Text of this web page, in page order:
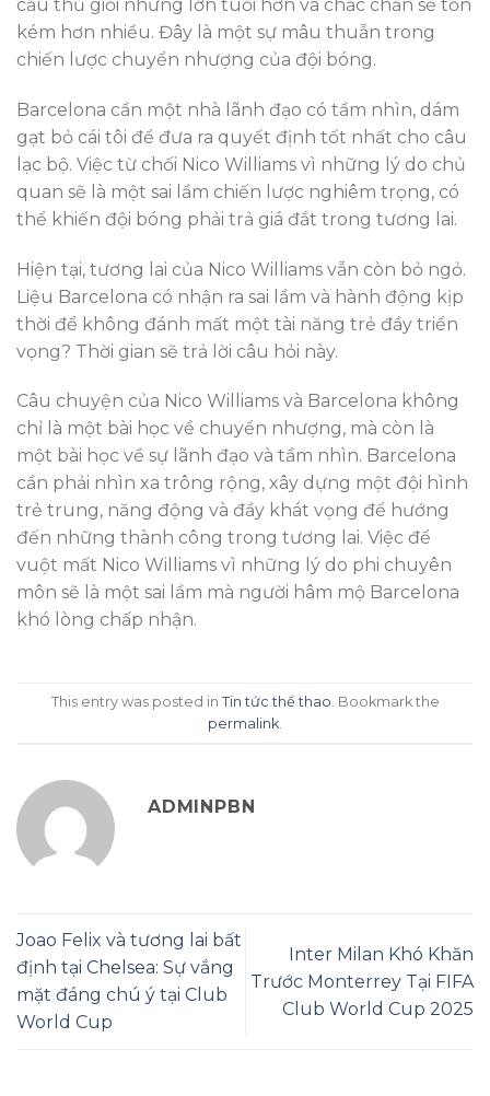
cầu thủ giỏi nhưng lớn tuổi hơn và chắc chắn sẽ tốn
kém hơn nhiều. Đây là một sự mâu thuẫn trong
chiến lược chuyển nhượng của đội bóng.
Barcelona cần một nhà lãnh đạo có tầm nhìn, dám
gạt bỏ cái tôi để đưa ra quyết định tốt nhất cho câu
lạc bộ. Việc từ chối Nico Williams vì những lý do chủ
quan sẽ là một sai lầm chiến lược nghiêm trọng, có
thể khiến đội bóng phải trả giá đắt trong tương lai.
Hiện tại, tương lai của Nico Williams vẫn còn bỏ ngỏ.
Liệu Barcelona có nhận ra sai lầm và hành động kịp
thời để không đánh mất một tài năng trẻ đầy triển
vọng? Thời gian sẽ trả lời câu hỏi này.
Câu chuyện của Nico Williams và Barcelona không
chỉ là một bài học về chuyển nhượng, mà còn là
một bài học về sự lãnh đạo và tầm nhìn. Barcelona
cần phải nhìn xa trông rộng, xây dựng một đội hình
trẻ trung, năng động và đầy khát vọng để hướng
đến những thành công trong tương lai. Việc để
vuột mất Nico Williams vì những lý do phi chuyên
môn sẽ là một sai lầm mà người hâm mộ Barcelona
khó lòng chấp nhận.
This entry was posted in Tin tức thể thao . Bookmark the
permalink
ADMINPBN
Joao Felix và tương lai bất
định tại Chelsea: Sự vắng
mặt đáng chú ý tại Club
World Cup
Inter Milan Khó Khăn
Trước Monterrey Tại FIFA
Club World Cup 2025